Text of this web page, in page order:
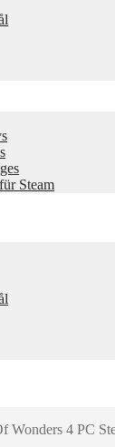
Steam
Wonders 4 PC